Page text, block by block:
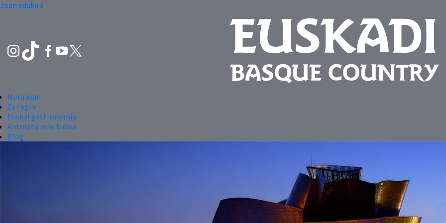
Joan edukira
Nora joan
Zer egin
Euskal gastronomia
Antolatu zure bidaia
Blog